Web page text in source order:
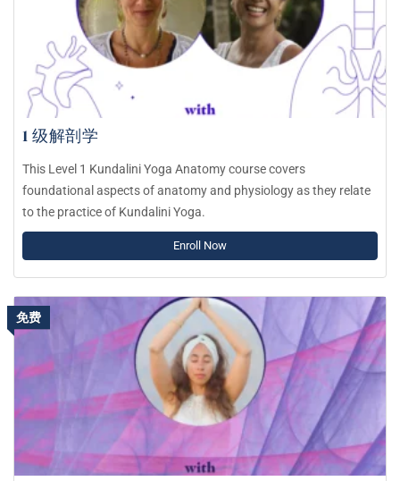
1 级解剖学
This Level 1 Kundalini Yoga Anatomy course covers
foundational aspects of anatomy and physiology as they relate
to the practice of Kundalini Yoga.
Enroll Now
免费